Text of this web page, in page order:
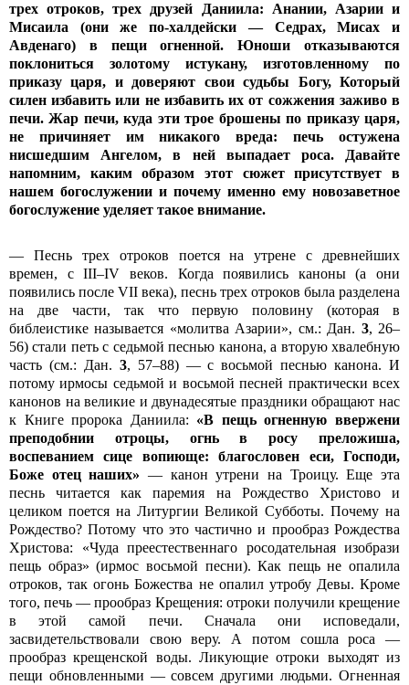
трех отроков, трех друзей Даниила: Анании, Азарии и
Мисаила (они же по-халдейски — Седрах, Мисах и
Авденаго) в пещи огненной. Юноши отказываются
поклониться золотому истукану, изготовленному по
приказу царя, и доверяют свои судьбы Богу, Который
силен избавить или не избавить их от сожжения заживо в
печи. Жар печи, куда эти трое брошены по приказу царя,
не причиняет им никакого вреда: печь остужена
нисшедшим Ангелом, в ней выпадает роса. Давайте
напомним, каким образом этот сюжет присутствует в
нашем богослужении и почему именно ему новозаветное
богослужение уделяет такое внимание.
— Песнь трех отроков поется на утрене с древнейших
времен, с III–IV веков. Когда появились каноны (а они
появились после VII века), песнь трех отроков была разделена
на две части, так что первую половину (которая в
библеистике называется «молитва Азарии», см.: Дан. 3, 26–
56) стали петь с седьмой песнью канона, а вторую хвалебную
часть (см.: Дан. 3, 57–88) — с восьмой песнью канона. И
потому ирмосы седьмой и восьмой песней практически всех
канонов на великие и двунадесятые праздники обращают нас
к Книге пророка Даниила: «В пещь огненную ввержени
преподобнии отроцы, огнь в росу преложиша,
воспеванием сице вопиюще: благословен еси, Господи,
Боже отец наших» — канон утрени на Троицу. Еще эта
песнь читается как паремия на Рождество Христово и
целиком поется на Литургии Великой Субботы. Почему на
Рождество? Потому что это частично и прообраз Рождества
Христова: «Чуда преестественнаго росодательная изобрази
пещь образ» (ирмос восьмой песни). Как пещь не опалила
отроков, так огонь Божества не опалил утробу Девы. Кроме
того, печь — прообраз Крещения: отроки получили крещение
в этой самой печи. Сначала они исповедали,
засвидетельствовали свою веру. А потом сошла роса —
прообраз крещенской воды. Ликующие отроки выходят из
пещи обновленными — совсем другими людьми. Огненная